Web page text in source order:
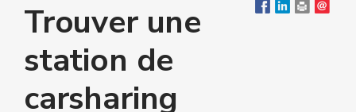
Trouver une
station de
carsharing